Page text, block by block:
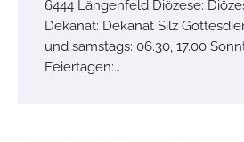
6444 Längenfeld Diözese:
Dekanat: Dekanat Silz
und samstags: 06.30, 17.00
Feiertagen:…